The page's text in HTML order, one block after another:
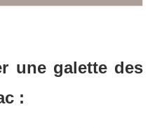
une galette des
: